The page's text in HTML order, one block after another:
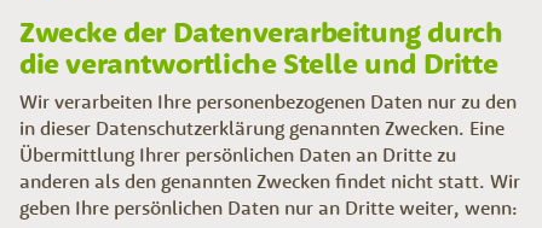
Zwecke der Datenverarbeitung durch
die verantwortliche Stelle und Dritte
Wir verarbeiten Ihre personenbezogenen Daten nur zu den
in dieser Datenschutzerklärung genannten Zwecken. Eine
Übermittlung Ihrer persönlichen Daten an Dritte zu
anderen als den genannten Zwecken findet nicht statt. Wir
geben Ihre persönlichen Daten nur an Dritte weiter, wenn: